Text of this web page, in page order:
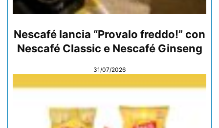
Nescafé lancia “Provalo freddo!” con
Nescafé Classic e Nescafé Ginseng
31/07/2026